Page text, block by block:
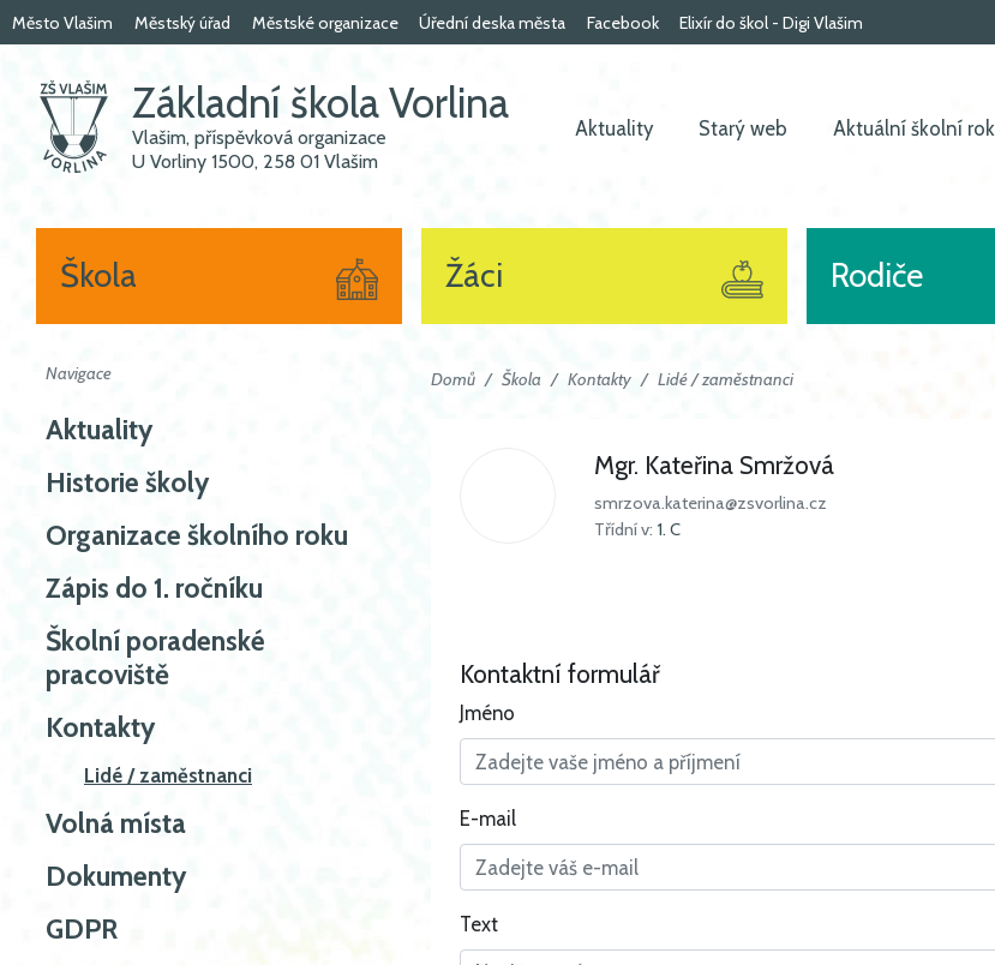
Město Vlašim Městský úřad Městské organizace Úřední deska města Facebook Elixír do škol - Digi Vlašim
Základní škola Vorlina
Vlašim, příspěvková organizace
U Vorliny 1500, 258 01 Vlašim
Aktuality Starý web Aktuální školní rok
Škola Žáci Rodiče
Navigace
Aktuality
Historie školy
Organizace školního roku
Zápis do 1. ročníku
Školní poradenské
pracoviště
Kontakty
Lidé / zaměstnanci
Volná místa
Dokumenty
GDPR
Domů Škola Kontakty Lidé / zaměstnanci
Mgr. Kateřina Smržová
smrzova.katerina@zsvorlina.cz
Třídní v: 1. C
Kontaktní formulář
Jméno
E-mail
Text